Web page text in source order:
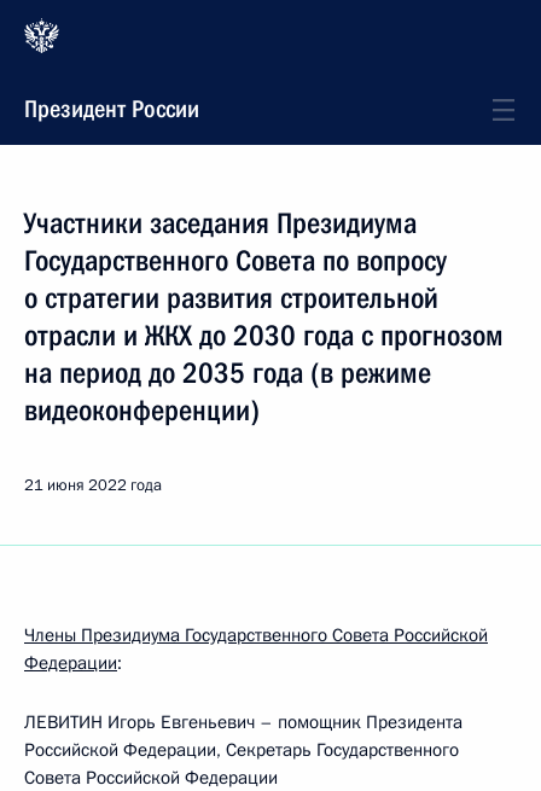
Президент России
Участники заседания Президиума
Государственного Совета по вопросу
о стратегии развития строительной
отрасли и ЖКХ до 2030 года с прогнозом
на период до 2035 года (в режиме
видеоконференции)
21 июня 2022 года
Члены Президиума Государственного Совета Российской
Федерации:
ЛЕВИТИН Игорь Евгеньевич – помощник Президента
Российской Федерации, Секретарь Государственного
Совета Российской Федерации